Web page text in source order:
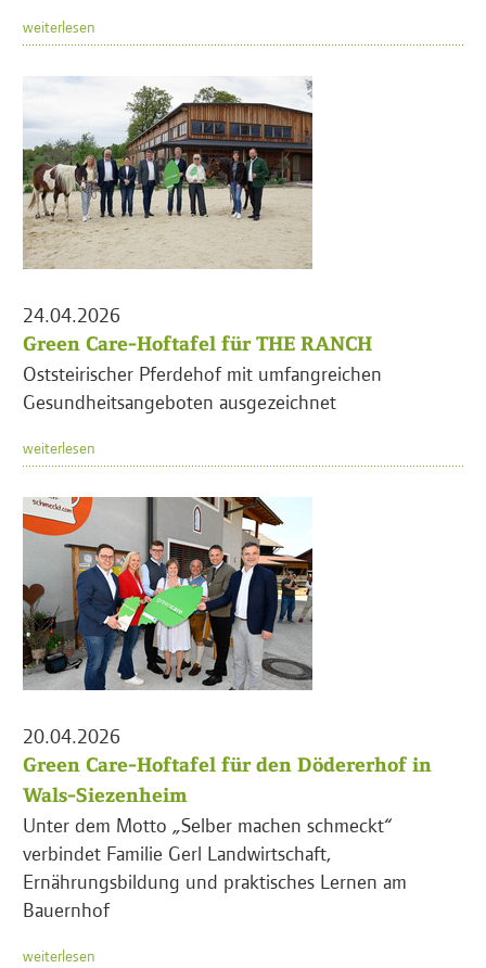
weiterlesen
24.04.2026
Green Care-Hoftafel für THE RANCH
Oststeirischer Pferdehof mit umfangreichen
Gesundheitsangeboten ausgezeichnet
weiterlesen
20.04.2026
Green Care-Hoftafel für den Dödererhof in
Wals-Siezenheim
Unter dem Motto „Selber machen schmeckt“
verbindet Familie Gerl Landwirtschaft,
Ernährungsbildung und praktisches Lernen am
Bauernhof
weiterlesen